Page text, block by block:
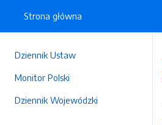
Dziennik Ustaw
Monitor Polski
Dziennik Wojewódzki
Strona główna